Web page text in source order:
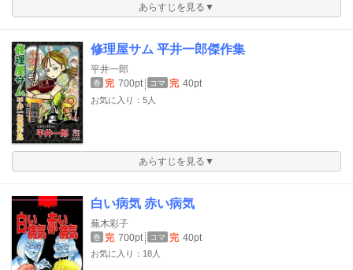
あらすじを見る▼
修理屋サム 平井一郎傑作集
平井一郎
巻 完 700pt コマ 完 40pt
お気に入り：5人
あらすじを見る▼
白い病気 赤い病気
蕪木彩子
巻 完 700pt コマ 完 40pt
お気に入り：18人